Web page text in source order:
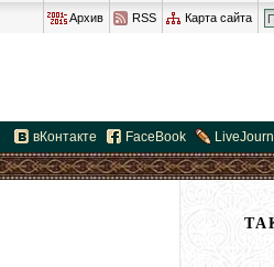
Архив RSS Карта сайта
вКонтакте FaceBook